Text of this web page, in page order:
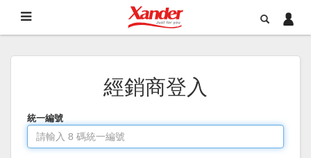
經銷商登入
統一編號